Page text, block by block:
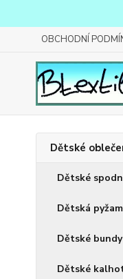
OBCHODNÍ
Dětské
Dětské
Dětská
Dětské
Dětské